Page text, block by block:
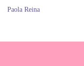
Paola Reina